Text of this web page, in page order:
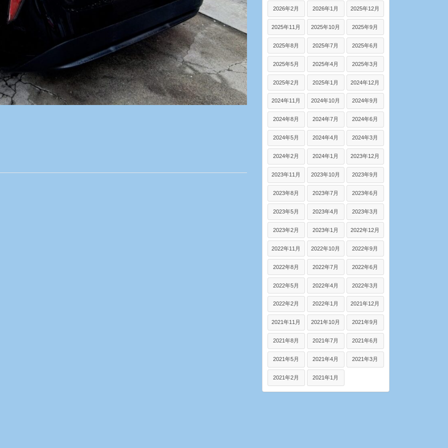
2026年2月 2026年1月 2025年12月
2025年11月 2025年10月 2025年9月
2025年8月 2025年7月 2025年6月
2025年5月 2025年4月 2025年3月
2025年2月 2025年1月 2024年12月
2024年11月 2024年10月 2024年9月
2024年8月 2024年7月 2024年6月
2024年5月 2024年4月 2024年3月
2024年2月 2024年1月 2023年12月
2023年11月 2023年10月 2023年9月
2023年8月 2023年7月 2023年6月
2023年5月 2023年4月 2023年3月
2023年2月 2023年1月 2022年12月
2022年11月 2022年10月 2022年9月
2022年8月 2022年7月 2022年6月
2022年5月 2022年4月 2022年3月
2022年2月 2022年1月 2021年12月
2021年11月 2021年10月 2021年9月
2021年8月 2021年7月 2021年6月
2021年5月 2021年4月 2021年3月
2021年2月 2021年1月